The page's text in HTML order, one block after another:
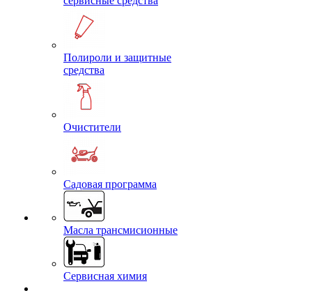
Полироли и защитные
средства
Очистители
Садовая программа
Масла трансмисионные
Сервисная химия